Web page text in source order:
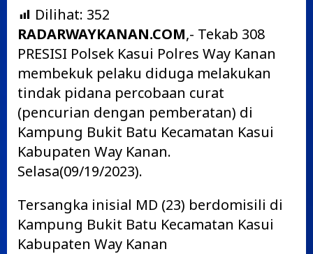
Dilihat: 352
RADARWAYKANAN.COM,- Tekab 308
PRESISI Polsek Kasui Polres Way Kanan
membekuk pelaku diduga melakukan
tindak pidana percobaan curat
(pencurian dengan pemberatan) di
Kampung Bukit Batu Kecamatan Kasui
Kabupaten Way Kanan.
Selasa(09/19/2023).
Tersangka inisial MD (23) berdomisili di
Kampung Bukit Batu Kecamatan Kasui
Kabupaten Way Kanan